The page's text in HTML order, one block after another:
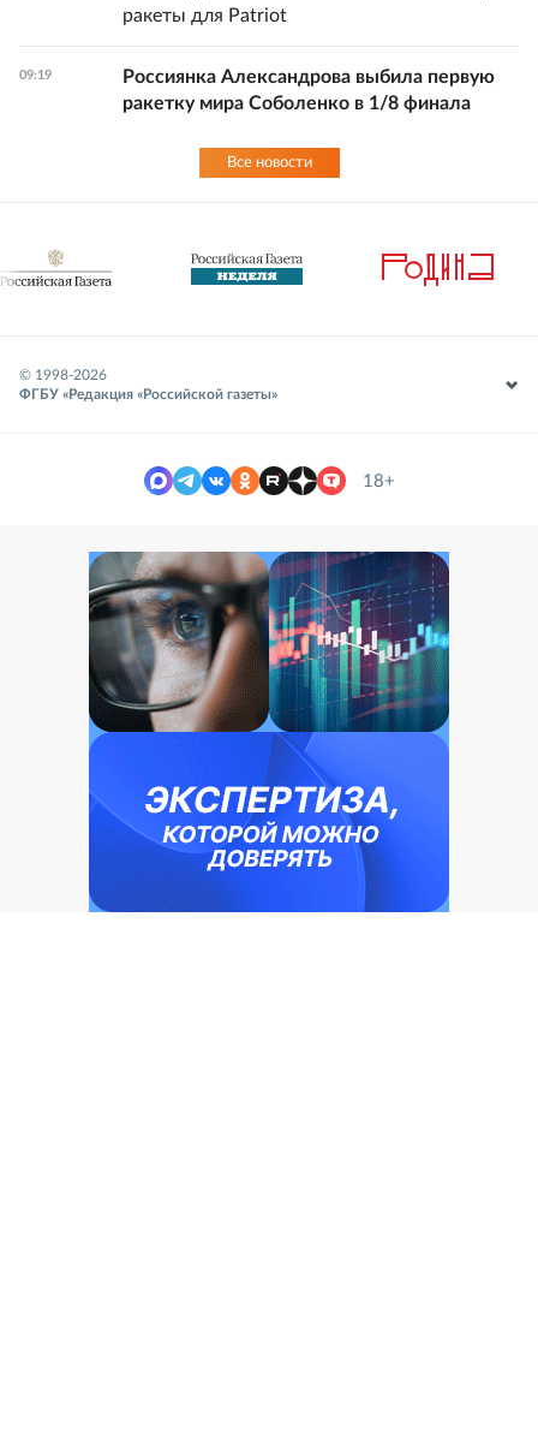
ракеты для Patriot
09:19
Россиянка Александрова выбила первую
ракетку мира Соболенко в 1/8 финала
Все новости
© 1998-2026
ФГБУ «Редакция «Российской газеты»
18+